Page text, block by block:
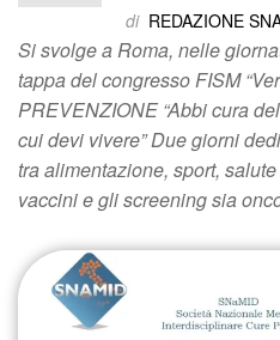
di REDAZIONE
Si svolge a Roma, nelle
tappa del congresso FISM
PREVENZIONE “Abbi cura
cui devi vivere” Due giorni
tra alimentazione, sport,
vaccini e gli screening sia